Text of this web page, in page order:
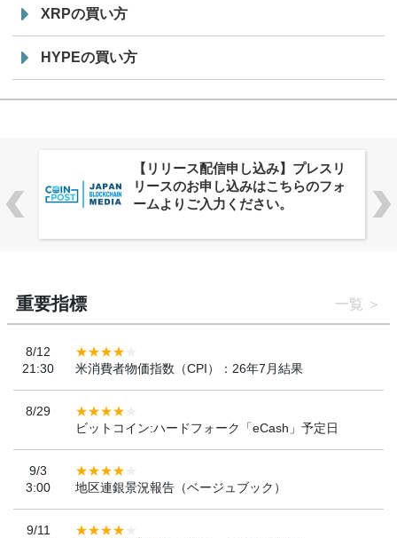
XRPの買い方
HYPEの買い方
株式会社PlnX、アジア最大級のグロ
ーバルWeb3カンファレンス
「WebX2026」とのコラボレーショ
重要指標 一覧
8/12
21:30
米消費者物価指数（CPI）：26年7月結果
8/29
ビットコイン:ハードフォーク「eCash」予定日
9/3
3:00
地区連銀景況報告（ベージュブック）
9/11